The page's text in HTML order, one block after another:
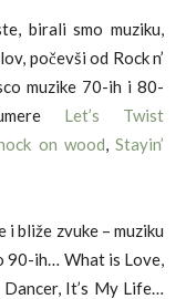
birali smo muziku,
počevši od Rock n’
muzike 70-ih i 80-
Let’s Twist
on wood, Stayin’
i bliže zvuke – muziku
90-ih… What is Love,
It’s My Life…